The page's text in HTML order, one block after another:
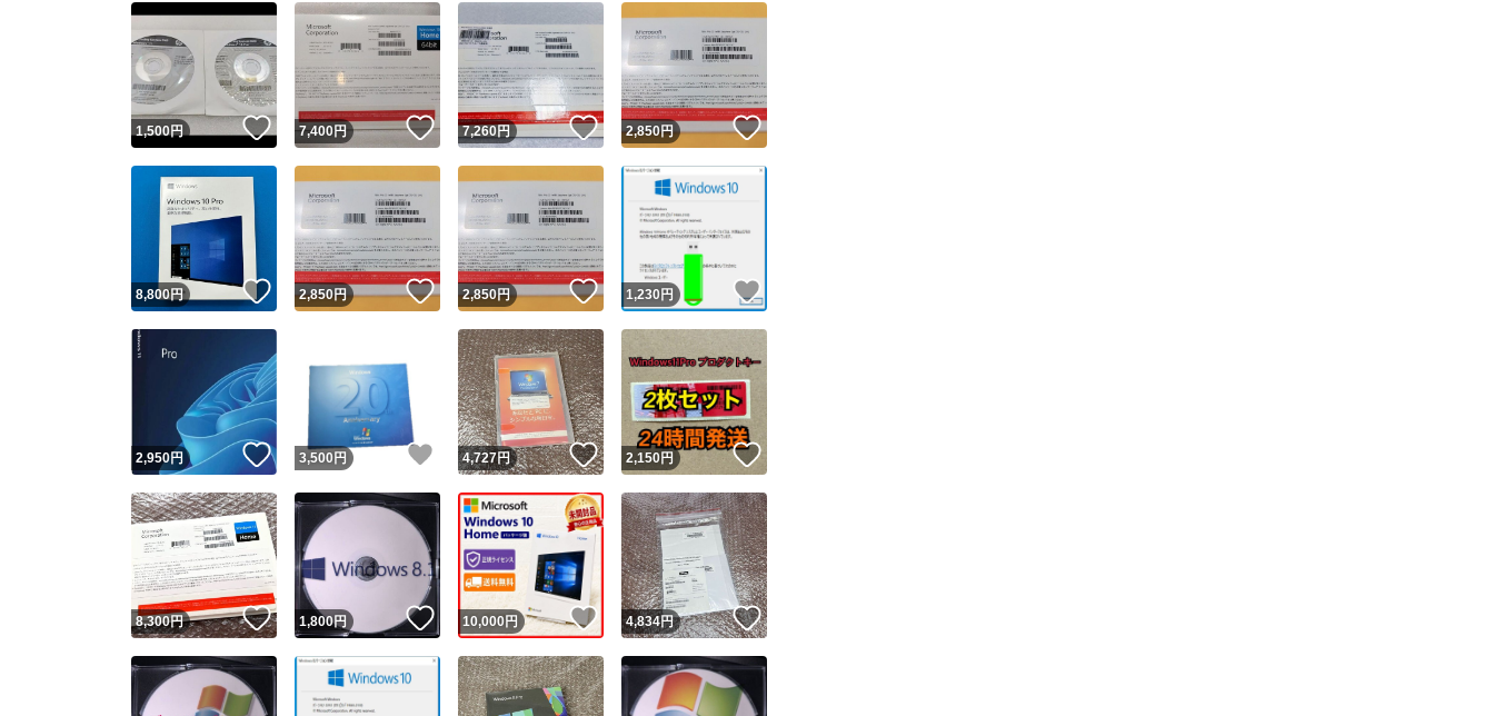
ユーザーの実績について
Yahoo!フリマが定めた一定の基準を満たしたユーザーにバッジを付与しています
安心取引出品者
安心取引出品者 Yahoo!フリマの基準をクリアした安心・安全なユーザーです
取引実績
取引実績◯+ このユーザーはYahoo!フリマの取引を完了させた実績があります
他フリマ実績◯+ このユーザーは他フリマサービスでの取引実績があります
スピード&安心発送
※このバッジは実績に基づく表示であり、発送を保証しているものではありません
この商品の情報をコピーします
商品画像の無断転載は禁止されています
コピーは
1商品につき1回です
出品ページへ
キャンセル
1,500円 いいね！
7,400 円 いいね！
7,260 円 いいね！
2,850円 いいね！
8,800円 いいね！
2,850円 いいね！
2,850円 いいね！
1,230 円
2,950円 いいね！
3,500 円 いいね！
4,727円 いいね！
2,150円
8,300円 いいね！
1,800円 いいね！
10,000円 いいね！
4,834円 いいね！